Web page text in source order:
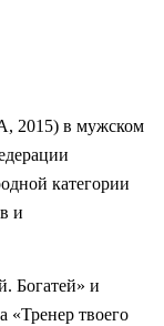
2015) в мужском
категории
и
Богатей» и
«Тренер твоего